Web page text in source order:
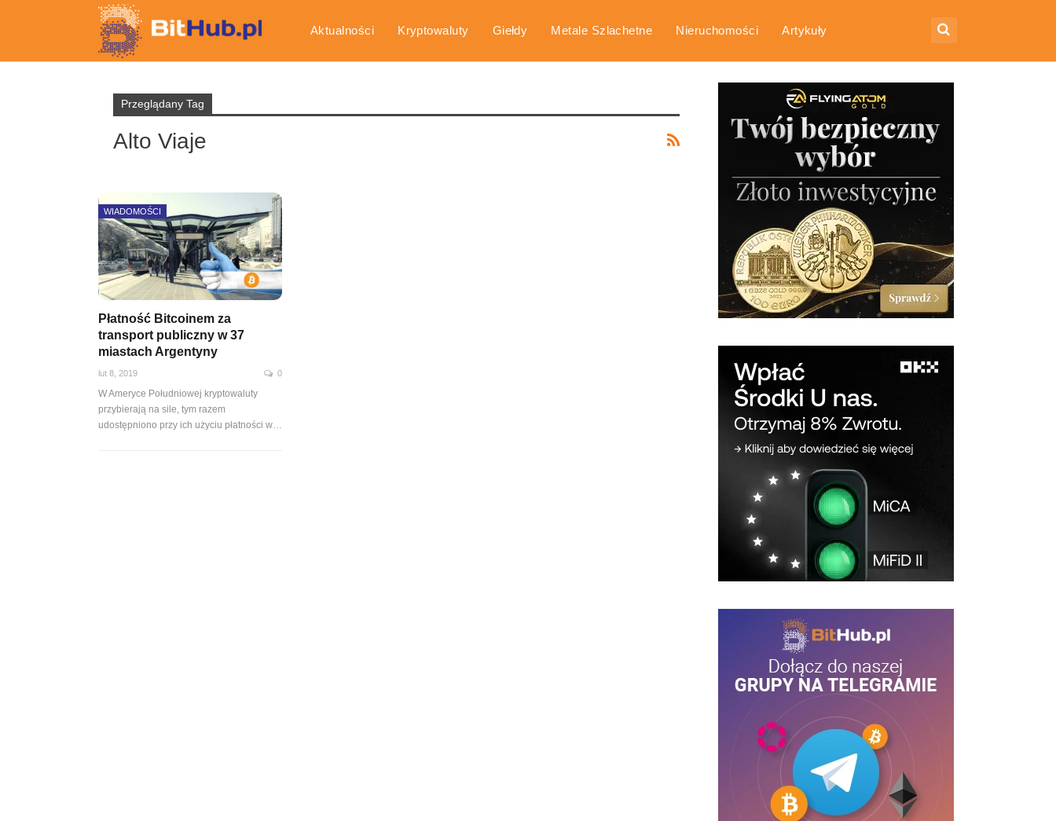
Aktualności Kryptowaluty Giełdy Metale Szlachetne Nieruchomości Artykuły
Przeglądany Tag
Alto Viaje
WIADOMOŚCI
Płatność Bitcoinem za
transport publiczny w 37
miastach Argentyny
lut 8, 2019 0
W Ameryce Południowej kryptowaluty
przybierają na sile, tym razem
udostępniono przy ich użyciu płatności w…